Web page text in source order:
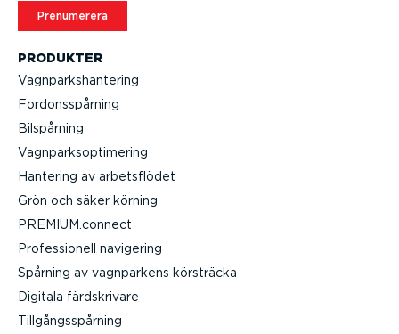
PRODUKTER
Vagnparks­han­tering
Fordons­spårning
Bilspårning
Vagnparksop­ti­mering
Hantering av arbets­flödet
Grön och säker körning
PREMIUM.connect
Profes­sionell navigering
Spårning av vagnparkens körsträcka
Digitala färdskrivare
Tillgångs­spårning
Prenumerera